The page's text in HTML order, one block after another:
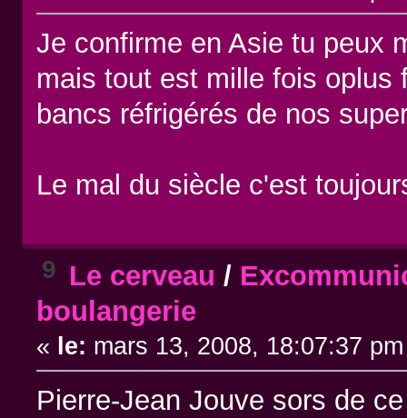
Je confirme en Asie tu peux
mais tout est mille fois
bancs réfrigérés de nos
Le mal du siècle c'est
9 Le cerveau /
boulangerie
« le: mars 13, 2008, 18:07:37
Pierre-Jean Jouve sors de